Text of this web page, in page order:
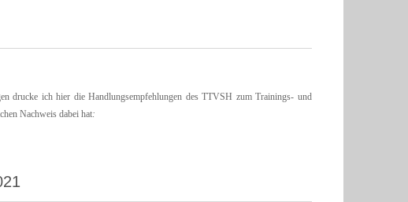
drucke ich hier die Handlungsempfehlungen des TTVSH zum Trainings- und
Nachweis dabei hat: